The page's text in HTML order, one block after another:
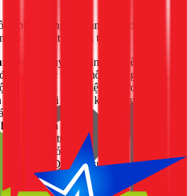
phải do người dùng, mà chủ yếu
kỹ thuật và tuổi thọ:
Đây là nguyên nhân phổ biến nhất.
liên tục trong môi trường nhiệt
(từ âm sâu đến nhiệt độ dương),
trong bị mỏi và mất khả năng
Hơi ẩm trong tủ lạnh lâu ngày
điểm bên trong, gây ra tình trạng
thể đóng mạch.
khác:
Đôi khi, sự cố chập cháy
timer cũng có thể gây hỏng sò